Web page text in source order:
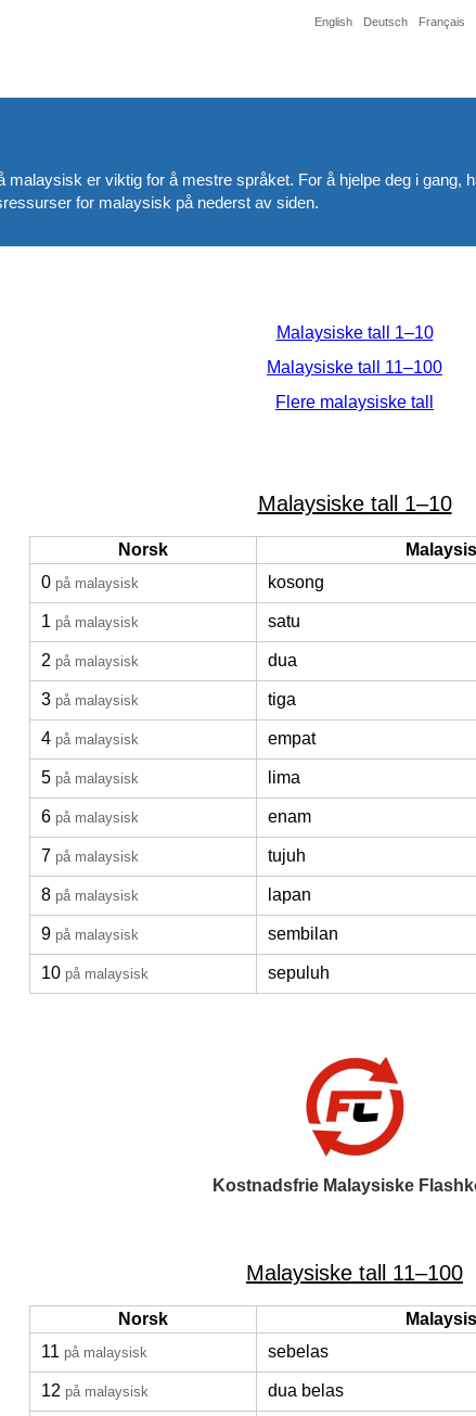
English Deutsch Français
er viktig for å mestre språket. For å hjelpe deg i gang,
for malaysisk på nederst av siden.
Malaysiske tall 1–10
Malaysiske tall 11–100
Flere malaysiske tall
Malaysiske tall 1–10
Norsk
0 på malaysisk kosong
1 på malaysisk satu
2 på malaysisk dua
3 på malaysisk tiga
4 på malaysisk empat
5 på malaysisk lima
6 på malaysisk enam
7 på malaysisk tujuh
8 på malaysisk lapan
9 på malaysisk sembilan
10 på malaysisk sepuluh
Kostnadsfrie Malaysiske
Malaysiske tall 11–100
Norsk
11 på malaysisk sebelas
12 på malaysisk dua belas